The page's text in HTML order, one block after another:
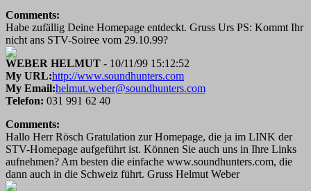
Comments:
Habe zufällig Deine Homepage entdeckt. Gruss Urs PS: Kommt Ihr
nicht ans STV-Soiree vom 29.10.99?
WEBER HELMUT - 10/11/99 15:12:52
My URL:http://www.soundhunters.com
My Email:helmut.weber@soundhunters.com
Telefon: 031 991 62 40
Comments:
Hallo Herr Rösch Gratulation zur Homepage, die ja im LINK der
STV-Homepage aufgeführt ist. Können Sie auch uns in Ihre Links
aufnehmen? Am besten die einfache www.soundhunters.com, die
dann auch in die Schweiz führt. Gruss Helmut Weber